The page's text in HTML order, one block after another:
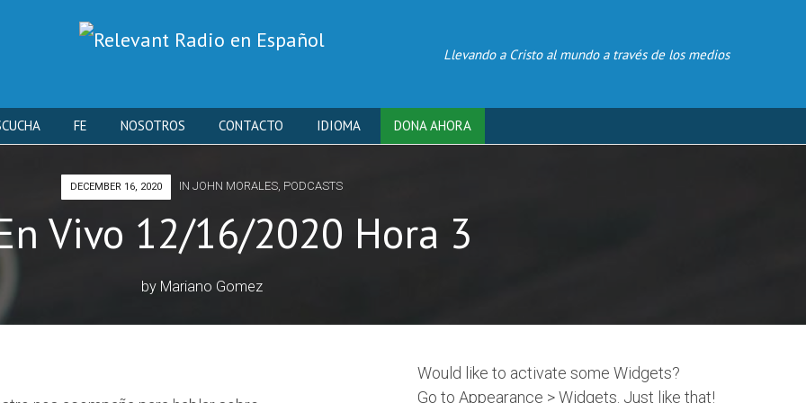
Llevando a Cristo al mundo a través de los medios
Skip
content
FE NOSOTROS CONTACTO IDIOMA DONA AHORA
DECEMBER 16, 2020 IN JOHN MORALES, PODCASTS
Vivo 12/16/2020 Hora 3
by Mariano Gomez
Would like to activate some Widgets?
Go to Appearance > Widgets. Just like that!